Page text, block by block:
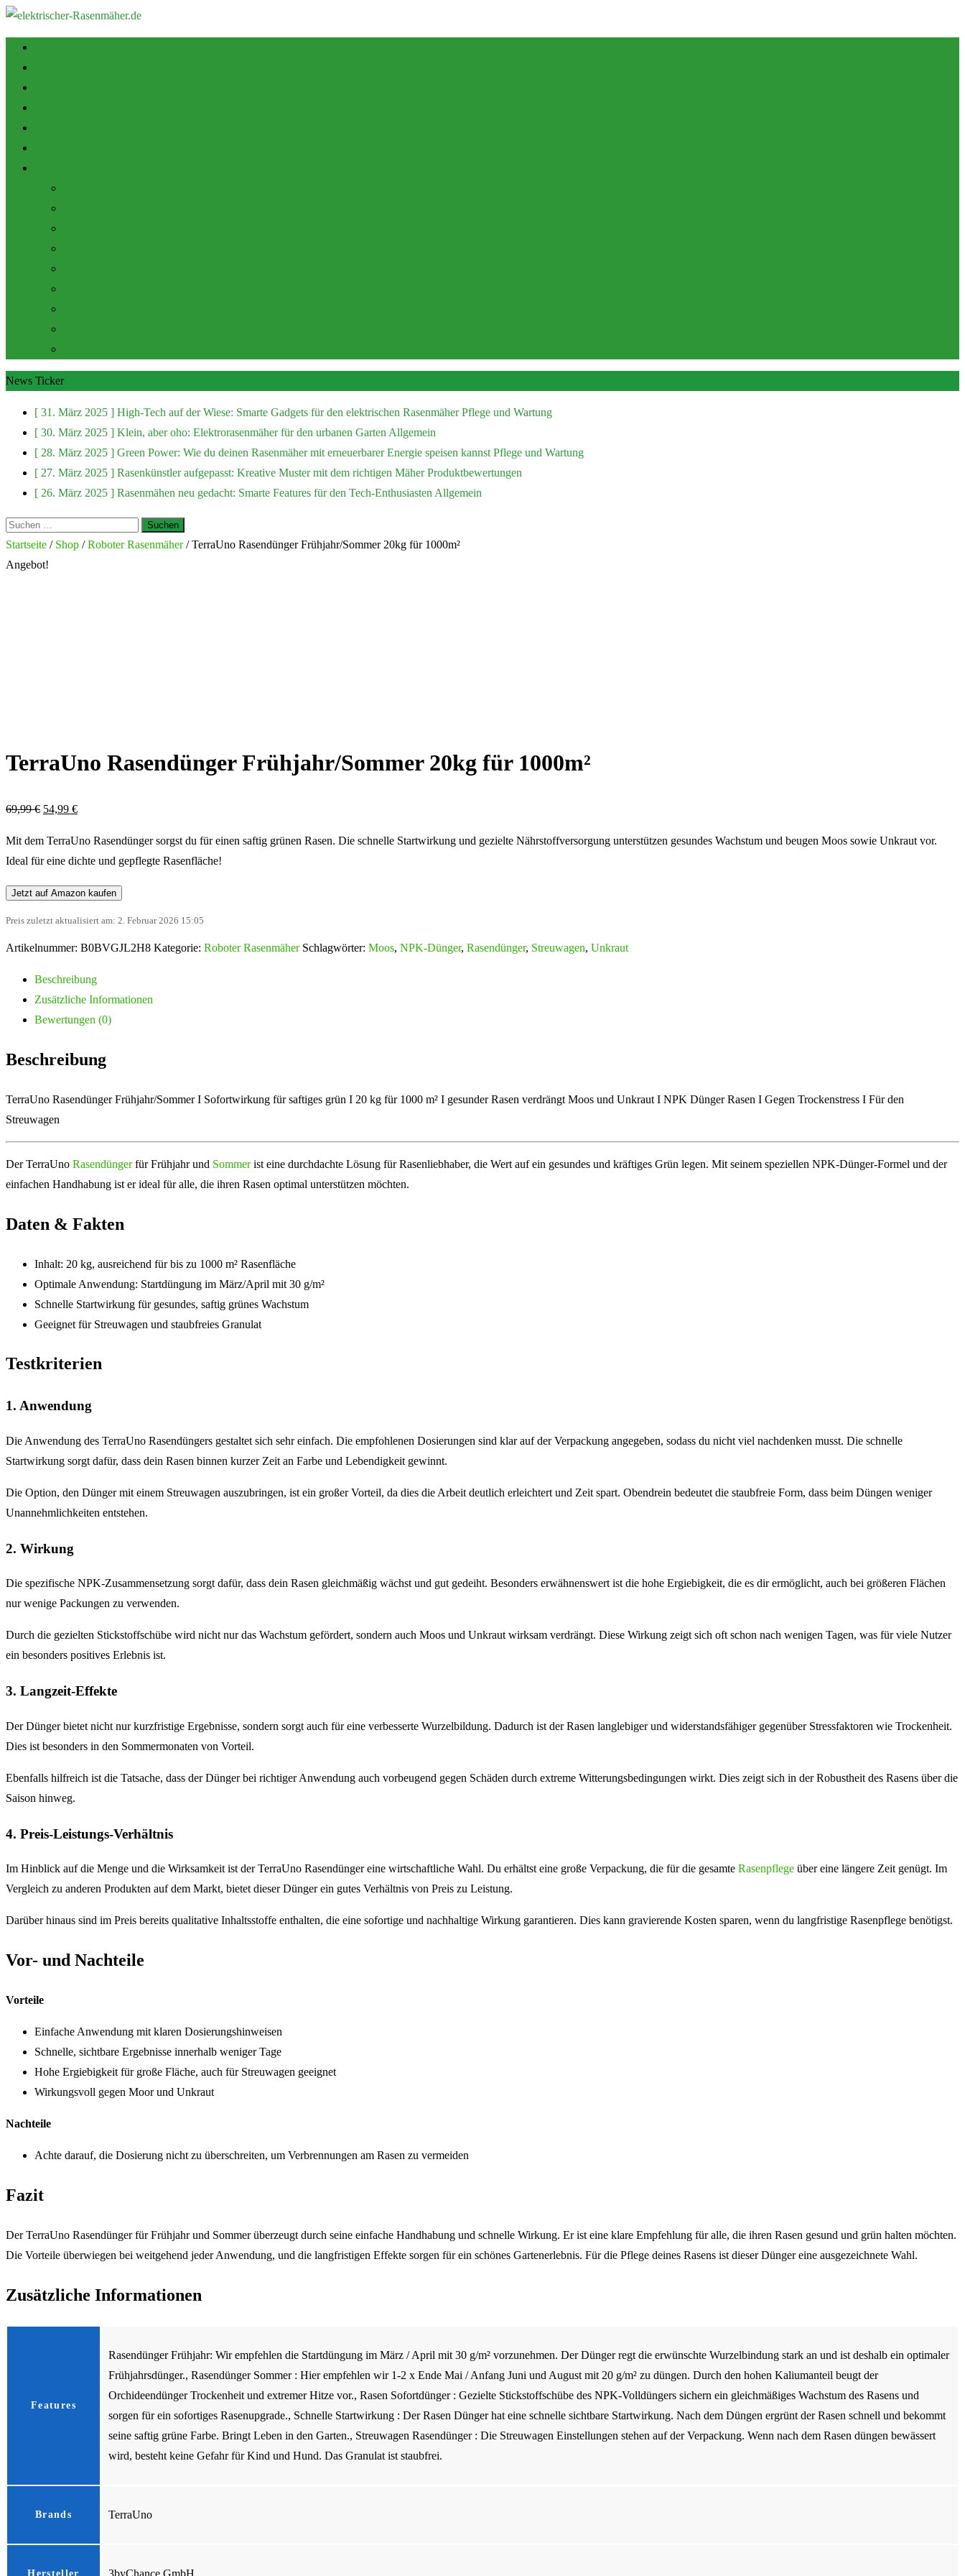
News Ticker
[ 31. März 2025 ] High-Tech auf der Wiese: Smarte Gadgets für den elektrischen RasenmäherPflege und Wartung
[ 30. März 2025 ] Klein, aber oho: Elektrorasenmäher für den urbanen Garten Allgemein
[ 28. März 2025 ] Green Power: Wie du deinen Rasenmäher mit erneuerbarer Energie speisen kannst Pflege und Wartung
[ 27. März 2025 ] Rasenkünstler aufgepasst: Kreative Muster mit dem richtigen MäherProduktbewertungen
[ 26. März 2025 ] Rasenmähen neu gedacht: Smarte Features für den Tech-Enthusiasten Allgemein
Suchen
nach:
Startseite / Shop /Roboter Rasenmäher/ TerraUno Rasendünger Frühjahr/Sommer 20kg für 1000m²
Angebot!
TerraUno Rasendünger Frühjahr/Sommer 20kg für 1000m²
69,99€ Ursprünglicher
war:
69,99 €
54,99 €Aktueller
ist:
54,99 €.
Mit dem TerraUno Rasendünger sorgst du für einen saftig grünen Rasen. Die schnelle Startwirkung und gezielte Nährstoffversorgung unterstützen gesundes Wachstum und beugen Moos sowie Unkraut vor.
Ideal für eine dichte und gepflegte Rasenfläche!
Jetzt auf Amazon kaufen
Preis zuletzt aktualisiert am: 2. Februar 2026 15:05
Artikelnummer: B0BVGJL2H8 Kategorie: Roboter Rasenmäher Schlagwörter: Moos, NPK-Dünger, Rasendünger, Streuwagen, Unkraut
Beschreibung
Zusätzliche Informationen
Bewertungen (0)
Beschreibung
TerraUno Rasendünger Frühjahr/Sommer I Sofortwirkung für saftiges grün I 20 kg für 1000 m² I gesunder Rasen verdrängt Moos und Unkraut I NPK Dünger Rasen I Gegen Trockenstress I Für den
Streuwagen
Der TerraUno Rasendüngerfür Frühjahr und Sommerist eine durchdachte Lösung für Rasenliebhaber, die Wert auf ein gesundes und kräftiges Grün legen. Mit seinem speziellen NPK-Dünger-Formel und der
einfachen Handhabung ist er ideal für alle, die ihren Rasen optimal unterstützen möchten.
Daten & Fakten
Inhalt: 20 kg, ausreichend für bis zu 1000 m² Rasenfläche
Optimale Anwendung: Startdüngung im März/April mit 30 g/m²
Schnelle Startwirkung für gesundes, saftig grünes Wachstum
Geeignet für Streuwagen und staubfreies Granulat
Testkriterien
1. Anwendung
Die Anwendung des TerraUno Rasendüngers gestaltet sich sehr einfach. Die empfohlenen Dosierungen sind klar auf der Verpackung angegeben, sodass du nicht viel nachdenken musst. Die schnelle
Startwirkung sorgt dafür, dass dein Rasen binnen kurzer Zeit an Farbe und Lebendigkeit gewinnt.
Die Option, den Dünger mit einem Streuwagen auszubringen, ist ein großer Vorteil, da dies die Arbeit deutlich erleichtert und Zeit spart. Obendrein bedeutet die staubfreie Form, dass beim Düngen weniger
Unannehmlichkeiten entstehen.
2. Wirkung
Die spezifische NPK-Zusammensetzung sorgt dafür, dass dein Rasen gleichmäßig wächst und gut gedeiht. Besonders erwähnenswert ist die hohe Ergiebigkeit, die es dir ermöglicht, auch bei größeren Flächen
nur wenige Packungen zu verwenden.
Durch die gezielten Stickstoffschübe wird nicht nur das Wachstum gefördert, sondern auch Moos und Unkraut wirksam verdrängt. Diese Wirkung zeigt sich oft schon nach wenigen Tagen, was für viele Nutzer
ein besonders positives Erlebnis ist.
3. Langzeit-Effekte
Der Dünger bietet nicht nur kurzfristige Ergebnisse, sondern sorgt auch für eine verbesserte Wurzelbildung. Dadurch ist der Rasen langlebiger und widerstandsfähiger gegenüber Stressfaktoren wie Trockenheit.
Dies ist besonders in den Sommermonaten von Vorteil.
Ebenfalls hilfreich ist die Tatsache, dass der Dünger bei richtiger Anwendung auch vorbeugend gegen Schäden durch extreme Witterungsbedingungen wirkt. Dies zeigt sich in der Robustheit des Rasens über die
Saison hinweg.
4. Preis-Leistungs-Verhältnis
Im Hinblick auf die Menge und die Wirksamkeit ist der TerraUno Rasendünger eine wirtschaftliche Wahl. Du erhältst eine große Verpackung, die für die gesamte Rasenpflege über eine längere Zeit genügt. Im
Vergleich zu anderen Produkten auf dem Markt, bietet dieser Dünger ein gutes Verhältnis von Preis zu Leistung.
Darüber hinaus sind im Preis bereits qualitative Inhaltsstoffe enthalten, die eine sofortige und nachhaltige Wirkung garantieren. Dies kann gravierende Kosten sparen, wenn du langfristige Rasenpflege benötigst.
Vor- und Nachteile
Vorteile
Einfache Anwendung mit klaren Dosierungshinweisen
Schnelle, sichtbare Ergebnisse innerhalb weniger Tage
Hohe Ergiebigkeit für große Fläche, auch für Streuwagen geeignet
Wirkungsvoll gegen Moor und Unkraut
Nachteile
Achte darauf, die Dosierung nicht zu überschreiten, um Verbrennungen am Rasen zu vermeiden
Fazit
Der TerraUno Rasendünger für Frühjahr und Sommer überzeugt durch seine einfache Handhabung und schnelle Wirkung. Er ist eine klare Empfehlung für alle, die ihren Rasen gesund und grün halten möchten.
Die Vorteile überwiegen bei weitgehend jeder Anwendung, und die langfristigen Effekte sorgen für ein schönes Gartenerlebnis. Für die Pflege deines Rasens ist dieser Dünger eine ausgezeichnete Wahl.
Zusätzliche Informationen
Features
Rasendünger Frühjahr: Wir empfehlen die Startdüngung im März / April mit 30 g/m² vorzunehmen. Der Dünger regt die erwünschte Wurzelbindung stark an und ist deshalb ein optimaler
Frühjahrsdünger., Rasendünger Sommer : Hier empfehlen wir 1-2 x Ende Mai / Anfang Juni und August mit 20 g/m² zu düngen. Durch den hohen Kaliumanteil beugt der
Orchideendünger Trockenheit und extremer Hitze vor., Rasen Sofortdünger : Gezielte Stickstoffschübe des NPK-Volldüngers sichern ein gleichmäßiges Wachstum des Rasens und
sorgen für ein sofortiges Rasenupgrade., Schnelle Startwirkung : Der Rasen Dünger hat eine schnelle sichtbare Startwirkung. Nach dem Düngen ergrünt der Rasen schnell und bekommt
seine saftig grüne Farbe. Bringt Leben in den Garten., Streuwagen Rasendünger : Die Streuwagen Einstellungen stehen auf der Verpackung. Wenn nach dem Rasen düngen bewässert
wird, besteht keine Gefahr für Kind und Hund. Das Granulat ist staubfrei.
Brands TerraUno
Hersteller 3byChance GmbH